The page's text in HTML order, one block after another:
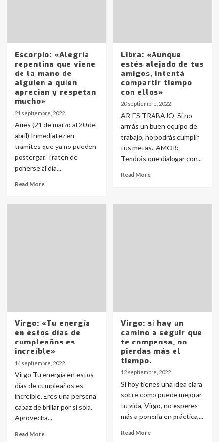
Escorpio: «Alegría
repentina que viene
de la mano de
alguien a quien
aprecian y respetan
mucho»
21 septiembre, 2022
Aries (21 de marzo al 20 de
abril) Inmediatez en
trámites que ya no pueden
postergar. Traten de
ponerse al día...
Read More
Libra: «Aunque
estés alejado de tus
amigos, intentá
compartir tiempo
con ellos»
20 septiembre, 2022
ARIES TRABAJO: Si no
armás un buen equipo de
trabajo, no podrás cumplir
tus metas. AMOR:
Tendrás que dialogar con...
Read More
Virgo: «Tu energía
en estos días de
cumpleaños es
increíble»
14 septiembre, 2022
Virgo Tu energía en estos
días de cumpleaños es
increíble. Eres una persona
capaz de brillar por sí sola.
Aprovecha...
Read More
Virgo: si hay un
camino a seguir que
te compensa, no
pierdas más el
tiempo.
12 septiembre, 2022
Si hoy tienes una idea clara
sobre cómo puede mejorar
tu vida, Virgo, no esperes
más a ponerla en práctica,...
Read More